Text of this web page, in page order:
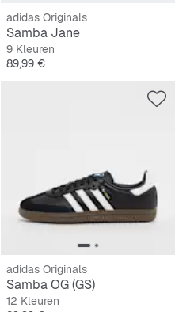
adidas Originals
Samba Jane
9 Kleuren
Prijs
89,99 €
adidas Originals
Samba OG (GS)
12 Kleuren